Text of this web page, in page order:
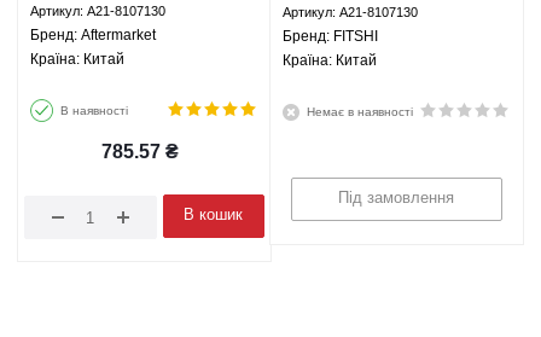
A21-8107130 Aftermarket
Артикул: A21-8107130
Брeнд: Aftermarket
Країна: Китай
В наявності
785.57 ₴
В кошик
A21-8107130 FITSHI
Артикул: A21-8107130
Брeнд: FITSHI
Країна: Китай
Немає в наявності
Під замовлення